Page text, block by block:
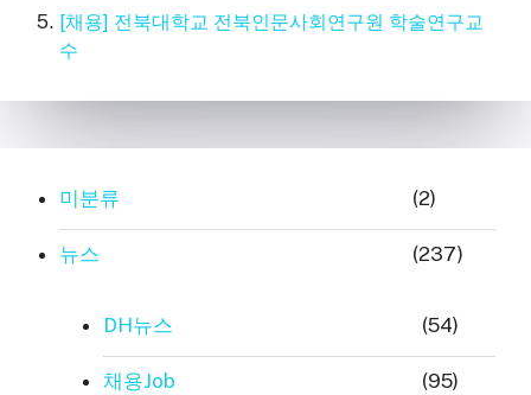
[채용] 전북대학교 전북인문사회연구원 학술연구교
수
미분류 (2)
뉴스 (237)
DH뉴스 (54)
채용Job (95)